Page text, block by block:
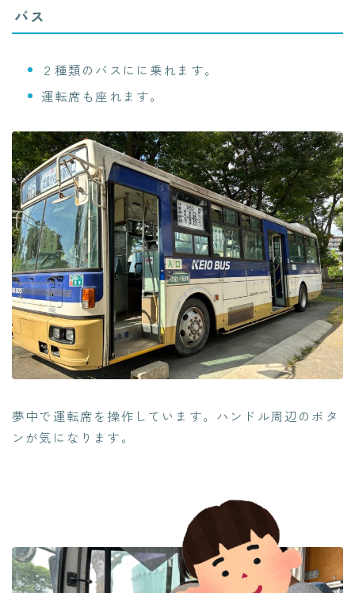
バス
２種類のバスにに乗れます。
運転席も座れます。
夢中で運転席を操作しています。ハンドル周辺のボタ
ンが気になります。